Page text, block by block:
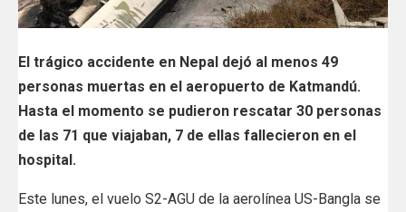
El trágico accidente en Nepal dejó al menos 49
personas muertas en el aeropuerto de Katmandú.
Hasta el momento se pudieron rescatar 30 personas
de las 71 que viajaban, 7 de ellas fallecieron en el
hospital.
Este lunes, el vuelo S2-AGU de la aerolínea US-Bangla se